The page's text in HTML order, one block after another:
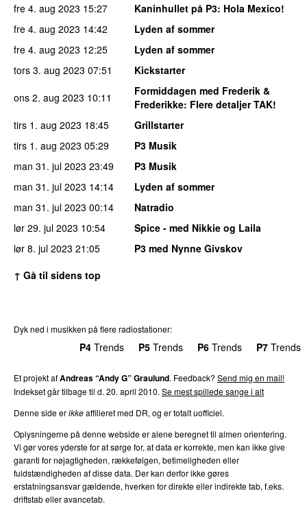
fre 4. aug 2023 15:27 Kaninhullet på P3: Hola Mexico!
fre 4. aug 2023 14:42
Lyden af sommer
fre 4. aug 2023 12:25
Lyden af sommer
tors 3. aug 2023 07:51
Kickstarter
ons 2. aug 2023 10:11
Formiddagen med Frederik &
Frederikke: Flere detaljer TAK!
tirs 1. aug 2023 18:45
Grillstarter
tirs 1. aug 2023 05:29
P3 Musik
man 31. jul 2023 23:49
P3 Musik
man 31. jul 2023 14:14
Lyden af sommer
man 31. jul 2023 00:14
Natradio
lør 29. jul 2023 10:54
Spice - med Nikkie og Laila
lør 8. jul 2023 21:05
P3 med Nynne Givskov
↑ Gå til sidens top
Dyk ned i musikken på flere radiostationer:
P4 Trends P5 Trends P6 Trends P7 Trends
Et projekt afAndreas “Andy G” Graulund. Feedback? Send mig en mail!
Indekset går tilbage til d. 20. april 2010. Se mest spillede sange i alt
Denne side erikkeaffilieret med DR, og er totalt uofficiel.
Oplysningerne på denne webside er alene beregnet til almen orientering.
Vi gør vores yderste for at sørge for, at data er korrekte, men kan ikke give
garanti for nøjagtigheden, rækkefølgen, betimeligheden eller
fuldstændigheden af disse data. Der kan derfor ikke gøres
erstatningsansvar gældende, hverken for direkte eller indirekte tab, f.eks.
driftstab eller avancetab.